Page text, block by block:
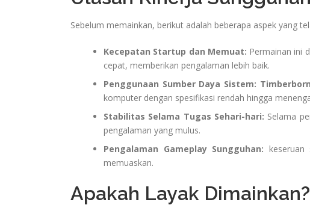
Sebelum memainkan, berikut adalah beberapa aspek yang
Kecepatan Startup dan Memuat: Permainan ini
cepat, memberikan pengalaman lebih baik.
Penggunaan Sumber Daya Sistem: Timberborn
komputer dengan spesifikasi rendah hingga
Stabilitas Selama Tugas Sehari-hari: Selama
pengalaman yang mulus.
Pengalaman Gameplay Sungguhan:
memuaskan.
Apakah Layak Dimainkan?